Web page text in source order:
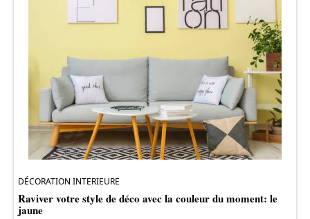
DÉCORATION INTERIEURE
Raviver votre style de déco avec la couleur du moment: le
jaune